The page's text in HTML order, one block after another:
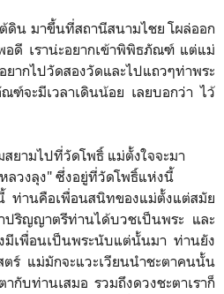
น มาขึ้นที่สถานีสนามไชย โผล่ออก
ดี เราน่ะอยากเข้าพิพิธภัณฑ์ แต่แม่
ากไปวัดสองวัดและไปแถวๆท่าพระ
ฑ์จะมีเวลาเดินน้อย เลยบอกว่า ไว้
ยามไปที่วัดโพธิ์ แม่ตั้งใจจะมา
ลวงลุง" ซึ่งอยู่ที่วัดโพธิ์แห่งนี้
นคือเพื่อนสนิทของแม่ตั้งแต่สมัย
ปริญญาตรีท่านได้บวชเป็นพระ และ
มีเพื่อนเป็นพระนับแต่นั้นมา ท่านยัง
ตร์ แม่มักจะแวะเวียนนำชะตาคนนั้น
กับท่านเสมอ รวมถึงดวงชะตาเราก็